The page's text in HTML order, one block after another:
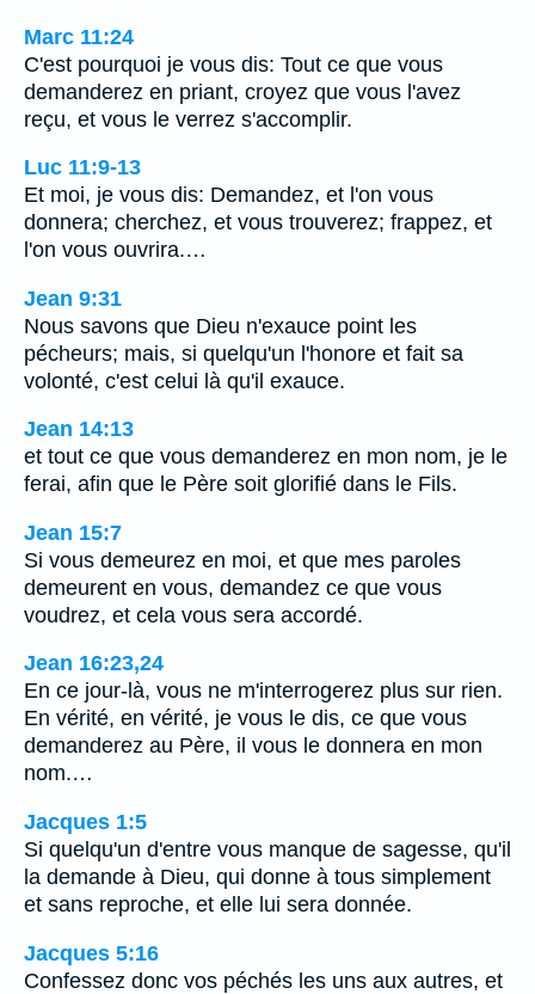
Marc 11:24
C'est pourquoi je vous dis: Tout ce que vous
demanderez en priant, croyez que vous l'avez
reçu, et vous le verrez s'accomplir.
Luc 11:9-13
Et moi, je vous dis: Demandez, et l'on vous
donnera; cherchez, et vous trouverez; frappez, et
l'on vous ouvrira.…
Jean 9:31
Nous savons que Dieu n'exauce point les
pécheurs; mais, si quelqu'un l'honore et fait sa
volonté, c'est celui là qu'il exauce.
Jean 14:13
et tout ce que vous demanderez en mon nom, je le
ferai, afin que le Père soit glorifié dans le Fils.
Jean 15:7
Si vous demeurez en moi, et que mes paroles
demeurent en vous, demandez ce que vous
voudrez, et cela vous sera accordé.
Jean 16:23,24
En ce jour-là, vous ne m'interrogerez plus sur rien.
En vérité, en vérité, je vous le dis, ce que vous
demanderez au Père, il vous le donnera en mon
nom.…
Jacques 1:5
Si quelqu'un d'entre vous manque de sagesse, qu'il
la demande à Dieu, qui donne à tous simplement
et sans reproche, et elle lui sera donnée.
Jacques 5:16
Confessez donc vos péchés les uns aux autres, et